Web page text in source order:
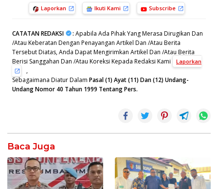
Laporkan Ikuti Kami Subscribe
CATATAN REDAKSI : Apabila Ada Pihak Yang Merasa Dirugikan Dan
/Atau Keberatan Dengan Penayangan Artikel Dan /Atau Berita
Tersebut Diatas, Anda Dapat Mengirimkan Artikel Dan /Atau Berita
Berisi Sanggahan Dan /Atau Koreksi Kepada Redaksi Kami
Laporkan
,
Sebagaimana Diatur Dalam Pasal (1) Ayat (11) Dan (12) Undang-
Undang Nomor 40 Tahun 1999 Tentang Pers.
Baca Juga